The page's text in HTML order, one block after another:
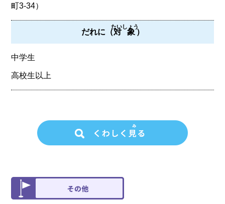
町3-34）
だれに（対象
たいしょう
）
中学生
高校生以上